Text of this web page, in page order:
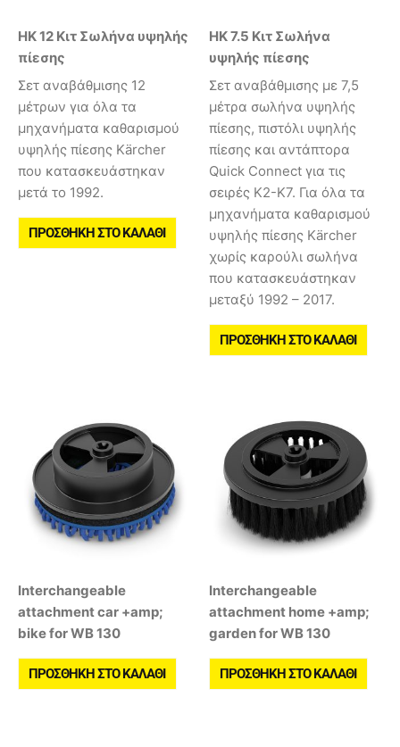
HK 12 Κιτ Σωλήνα υψηλής
πίεσης
Σετ αναβάθμισης 12
μέτρων για όλα τα
μηχανήματα καθαρισμού
υψηλής πίεσης Kärcher
που κατασκευάστηκαν
μετά το 1992.
ΠΡΟΣΘΉΚΗ ΣΤΟ ΚΑΛΆΘΙ
HK 7.5 Κιτ Σωλήνα
υψηλής πίεσης
Σετ αναβάθμισης με 7,5
μέτρα σωλήνα υψηλής
πίεσης, πιστόλι υψηλής
πίεσης και αντάπτορα
Quick Connect για τις
σειρές Κ2-Κ7. Για όλα τα
μηχανήματα καθαρισμού
υψηλής πίεσης Kärcher
χωρίς καρούλι σωλήνα
που κατασκευάστηκαν
μεταξύ 1992 – 2017.
ΠΡΟΣΘΉΚΗ ΣΤΟ ΚΑΛΆΘΙ
Interchangeable
attachment car +amp;
bike for WB 130
ΠΡΟΣΘΉΚΗ ΣΤΟ ΚΑΛΆΘΙ
Interchangeable
attachment home +amp;
garden for WB 130
ΠΡΟΣΘΉΚΗ ΣΤΟ ΚΑΛΆΘΙ